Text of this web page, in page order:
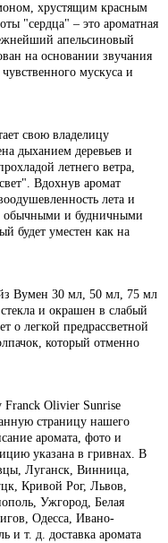
хрустящим красным
"сердца" – это ароматная
апельсиновый
на основании звучания
мускуса и
свою владелицу
дыханием деревьев и
летнего ветра,
Вдохнув аромат
лета и
обычными и будничными
будет уместен как на
Вумен 30 мл, 50 мл, 75 мл
и окрашен в слабый
о легкой предрассветной
который отменно
Olivier Sunrise
страницу нашего
аромата, фото и
указана в гривнах. В
Луганск, Винница,
Кривой Рог, Львов,
Ужгород, Белая
Одесса, Ивано-
и т. д. доставка аромата